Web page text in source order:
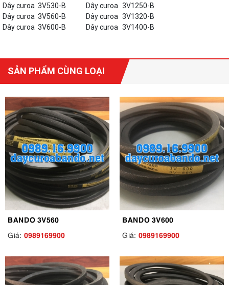
Dây curoa 3V530-B Dây curoa 3V1250-B
Dây curoa 3V560-B Dây curoa 3V1320-B
Dây curoa 3V600-B Dây curoa 3V1400-B
SẢN PHẨM CÙNG LOẠI
BANDO 3V560
Giá: 0989169900
BANDO 3V600
Giá: 0989169900